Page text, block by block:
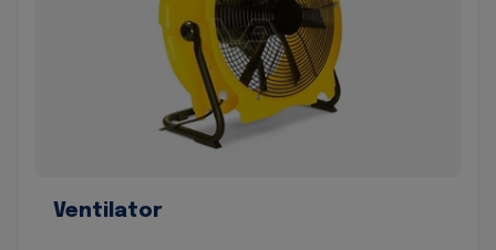
Ventilator